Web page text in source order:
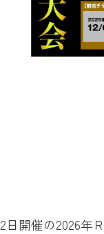
日開催の2026年